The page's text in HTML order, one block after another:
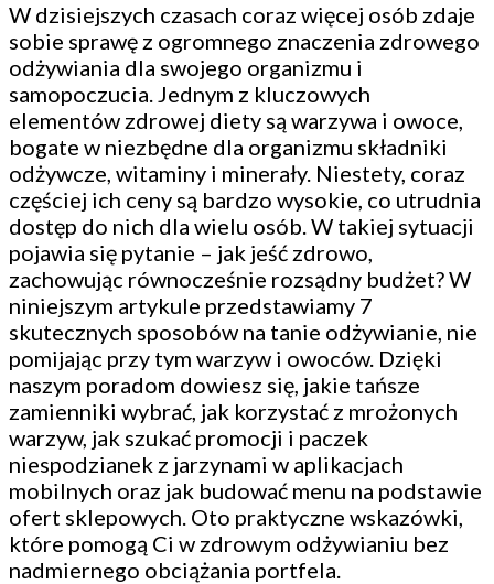
W dzisiejszych czasach coraz więcej osób zdaje
sobie sprawę z ogromnego znaczenia zdrowego
odżywiania dla swojego organizmu i
samopoczucia. Jednym z kluczowych
elementów zdrowej diety są warzywa i owoce,
bogate w niezbędne dla organizmu składniki
odżywcze, witaminy i minerały. Niestety, coraz
częściej ich ceny są bardzo wysokie, co utrudnia
dostęp do nich dla wielu osób. W takiej sytuacji
pojawia się pytanie – jak jeść zdrowo,
zachowując równocześnie rozsądny budżet? W
niniejszym artykule przedstawiamy 7
skutecznych sposobów na tanie odżywianie, nie
pomijając przy tym warzyw i owoców. Dzięki
naszym poradom dowiesz się, jakie tańsze
zamienniki wybrać, jak korzystać z mrożonych
warzyw, jak szukać promocji i paczek
niespodzianek z jarzynami w aplikacjach
mobilnych oraz jak budować menu na podstawie
ofert sklepowych. Oto praktyczne wskazówki,
które pomogą Ci w zdrowym odżywianiu bez
nadmiernego obciążania portfela.